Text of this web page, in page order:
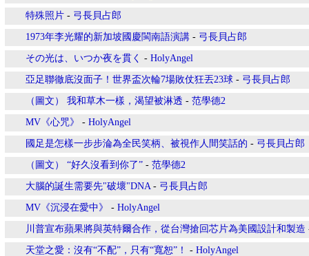
特殊照片 - 弓長貝占郎
1973年李光耀的新加坡國慶閩南語演講 - 弓長貝占郎
その光は、いつか夜を貫く - HolyAngel
亞足聯徹底沒面子！世界盃次輪7場敗仗狂丟23球 - 弓長貝占郎
（圖文） 我和草木一樣，渴望被淋透 - 范學德2
MV《心咒》 - HolyAngel
國足是怎樣一步步淪為全民笑柄、被視作人間笑話的 - 弓長貝占郎
（圖文） “好久沒看到你了” - 范學德2
大腦的誕生需要先"破壞"DNA- 弓長貝占郎
MV《沉浸在愛中》 - HolyAngel
川普宣布蘋果將與英特爾合作，從台灣搶回芯片為美國設計和製造
天堂之愛：沒有“不配”，只有“寬恕”！ - HolyAngel